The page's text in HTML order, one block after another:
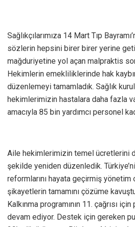
Sağlıkçılarımıza 14 Mart Tıp
sözlerin hepsini birer birer yerine
mağduriyetine yol açan malpraktis
Hekimlerin emekliliklerinde hak
düzenlemeyi tamamladık. Sağlık
hekimlerimizin hastalara daha fazla
amacıyla 85 bin yardımcı personel
Aile hekimlerimizin temel ücretlerini
şekilde yeniden düzenledik.
reformlarını hayata geçirmiş
şikayetlerin tamamını çözüme
Kalkınma programının 11. çağrısı
devam ediyor. Destek için gereken